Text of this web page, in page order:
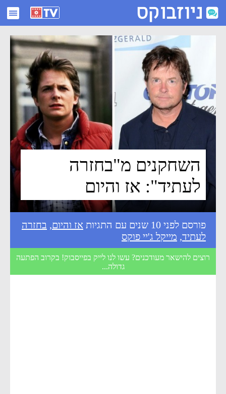
השחקנים מ"בחזרה לעתיד": אז והיום - ניוזבוקס
השחקנים מ"בחזרה
לעתיד": אז והיום
פורסם לפני 10 שנים עם התגיות אז והיום, בחזרה
לעתיד, מייקל ג'יי פוקס
רוצים להישאר מעודכנים? עשו לנו לייק בפייסבוק! בקרוב הפתעה
גדולה...